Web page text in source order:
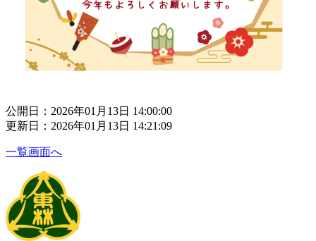
公開日：2026年01月13日 14:00:00
更新日：2026年01月13日 14:21:09
一覧画面へ